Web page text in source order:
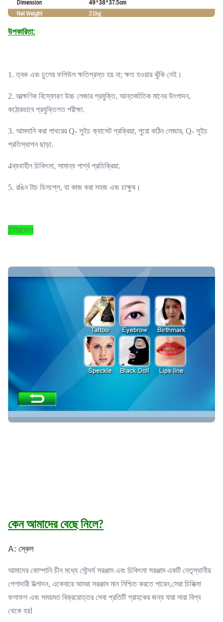
উপকারিতা:
1. ত্বক এবং চুলের ফলিউল ক্ষতিগ্রস্ত হয় না; ক্ষত হওয়ার ঝুঁকি নেই।
2. তাত্ক্ষণিক বিস্ফোরণ উচ্চ লেজার প্রযুক্তি, আন্তর্জাতিক মানের উৎপাদন,
কঠোরভাবে প্রযুক্তিগত পরীক্ষা.
3. আমদানি করা পাথরের Q- সুইচ ক্যাসেট প্রক্রিয়া, পুরো কঠিন লেজার, Q- সুইচ
প্রতিস্থাপন ছাড়া.
4ব্যথাহীন চিকিৎসা, সামান্য পার্শ্ব প্রতিক্রিয়া.
5. রঙিন টাচ ডিসপ্লে, যা কাজ করা সহজ এবং চাক্ষুষ।
ইন্টারফেস
কেন আমাদের বেছে নিলে?
A: স্কেল
আমাদের কোম্পানি চীন মধ্যে সৌন্দর্য সরঞ্জাম এবং চিকিৎসা সরঞ্জাম একটি নেতৃস্থানীয়
পেশাদারী উত্পাদন, একেবারে আমরা সরঞ্জাম মান নিশ্চিত করতে পারেন,সেরা চিকিত্সা
ফলাফল এবং সময়মত বিক্রয়োত্তর সেবা প্রতিটি গ্রাহকের জন্য যারা সারা বিশ্ব
থেকে হয়!